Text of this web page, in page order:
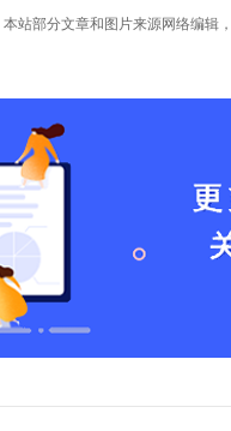
站部分文章和图片来源网络编